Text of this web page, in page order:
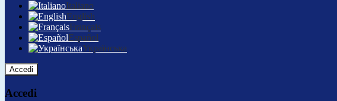
Italiano
English
Français
Español
Українська
Accedi
Accedi